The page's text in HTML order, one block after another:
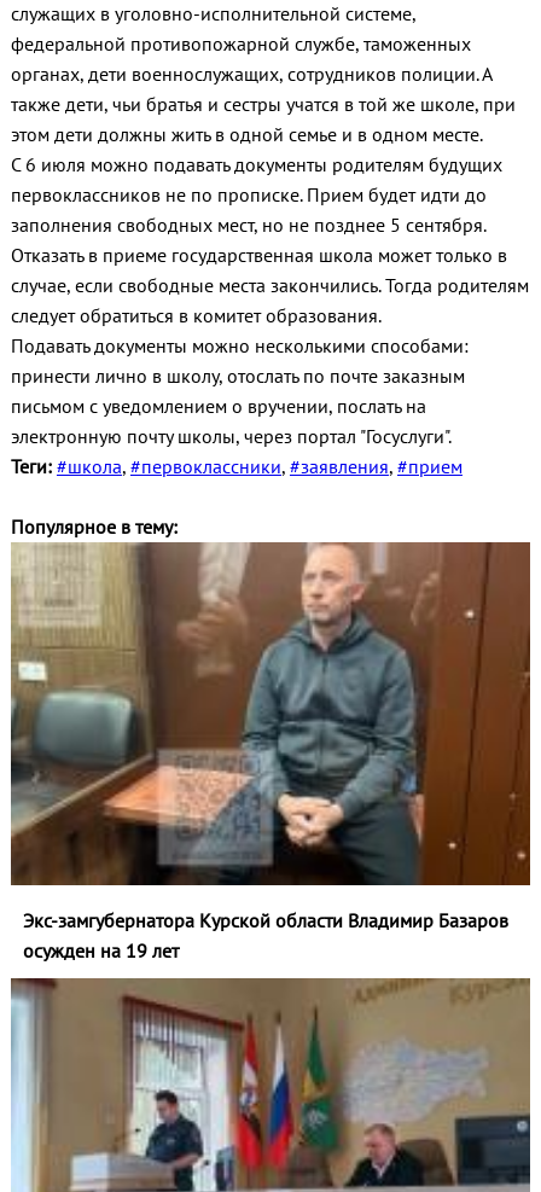
служащих в уголовно-исполнительной системе,
федеральной противопожарной службе, таможенных
органах, дети военнослужащих, сотрудников полиции. А
также дети, чьи братья и сестры учатся в той же школе, при
этом дети должны жить в одной семье и в одном месте.
С 6 июля можно подавать документы родителям будущих
первоклассников не по прописке. Прием будет идти до
заполнения свободных мест, но не позднее 5 сентября.
Отказать в приеме государственная школа может только в
случае, если свободные места закончились. Тогда родителям
следует обратиться в комитет образования.
Подавать документы можно несколькими способами:
принести лично в школу, отослать по почте заказным
письмом с уведомлением о вручении, послать на
электронную почту школы, через портал "Госуслуги".
Теги: #школа, #первоклассники, #заявления, #прием
Популярное в тему:
Экс-замгубернатора Курской области Владимир Базаров
осужден на 19 лет